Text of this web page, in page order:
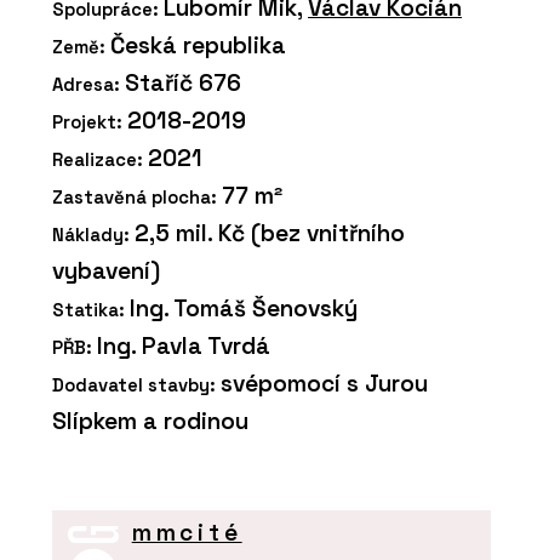
Spolupráce: Lubomír Mik, Václav Kocián
Země: Česká republika
Adresa: Staříč 676
Projekt: 2018-2019
Realizace: 2021
Zastavěná plocha: 77 m²
Náklady: 2,5 mil. Kč (bez vnitřního
vybavení)
Statika: Ing. Tomáš Šenovský
PŘB: Ing. Pavla Tvrdá
Dodavatel stavby: svépomocí s Jurou
Slípkem a rodinou
mmcité